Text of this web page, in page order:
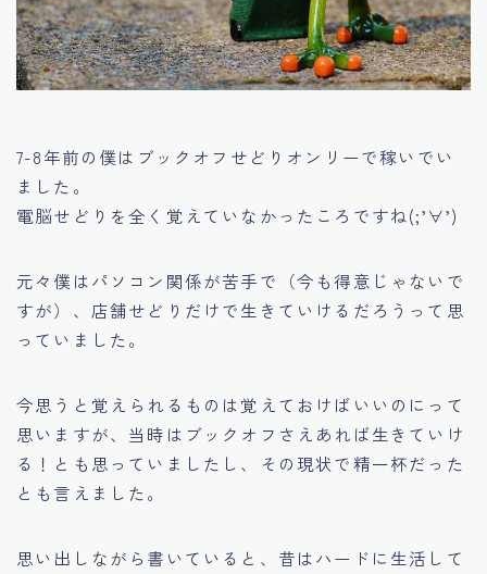
7-8年前の僕はブックオフせどりオンリーで稼いでい
ました。
電脳せどりを全く覚えていなかったころですね(;’∀’)
元々僕はパソコン関係が苦手で（今も得意じゃないで
すが）、 店舗せどりだけで生きていけるだろうって思
っていました。
今思うと覚えられるものは覚えておけばいいのにって
思いますが、当時はブックオフさえあれば生きていけ
る！とも思っていましたし、その現状で精一杯だった
とも言えました。
思い出しながら書いていると、昔はハードに生活して